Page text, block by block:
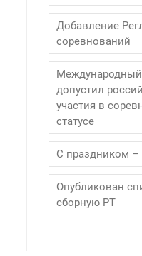
Добавление
соревнований
допустил
участия в
статусе
С праздником
Опубликован
сборную РТ